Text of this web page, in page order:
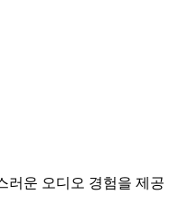
러운 오디오 경험을 제공